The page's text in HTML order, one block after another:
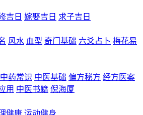
吉日 嫁娶吉日 求子吉日
风水 血型 奇门基础 六爻占卜 梅花易
中药常识 中医基础 偏方秘方 经方医案
用 中医书籍 倪海厦
健康 运动健身